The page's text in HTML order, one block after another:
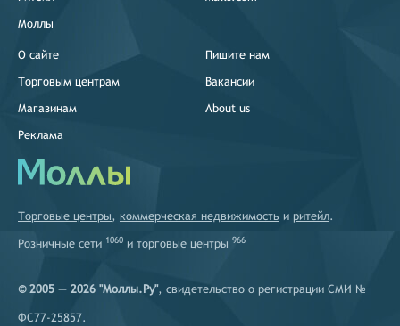
Моллы
О сайте
Торговым центрам
Магазинам
Реклама
Пишите нам
Вакансии
About us
Торговые центры, коммерческая недвижимость и ритейл.
Розничные сети 1060 и торговые центры 966
© 2005 — 2026 "Моллы.Ру", свидетельство о регистрации СМИ №
ФС77-25857.